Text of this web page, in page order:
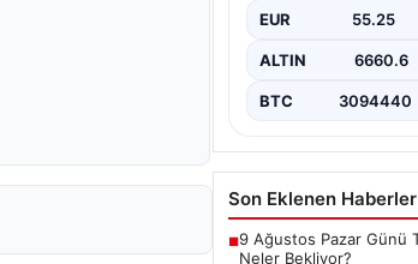
USD 47.74
EUR 55.25
ALTIN 6660.6
BTC 3094440
Son Eklenen Haberler